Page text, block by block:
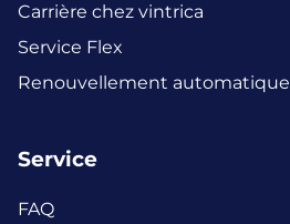
Carrière chez vintrica
Service Flex
Renouvellement automatique
Service
FAQ